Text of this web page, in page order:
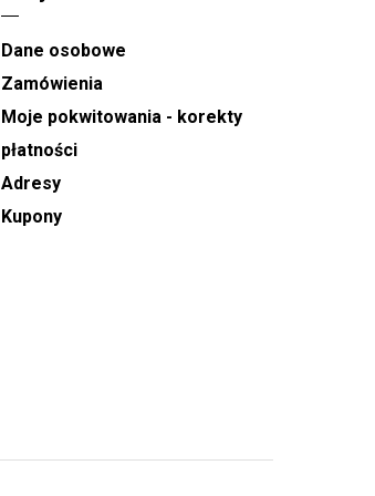
Dane osobowe
Zamówienia
Moje pokwitowania - korekty
płatności
Adresy
Kupony